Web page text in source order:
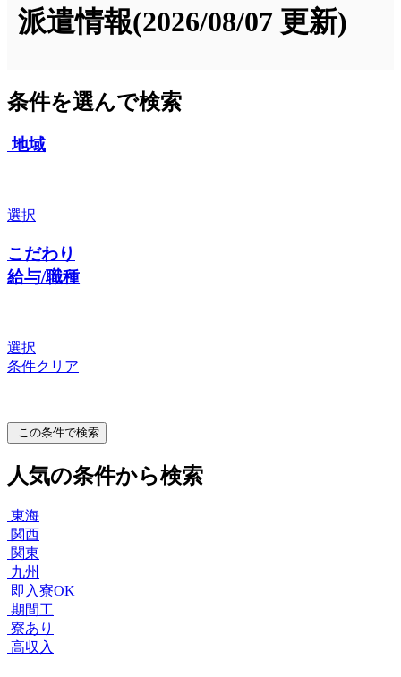
派遣情報(2026/08/07 更新)
条件を選んで検索
地域
選択
こだわり
給与/職種
選択
条件クリア
この条件で検索
人気の条件から検索
東海
関西
関東
九州
即入寮OK
期間工
寮あり
高収入